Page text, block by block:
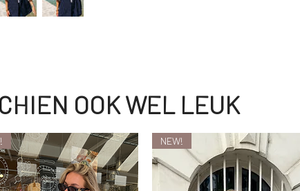
OOK WEL LEUK
NEW!